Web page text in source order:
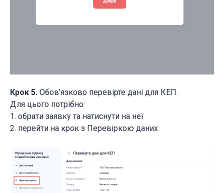
Крок 5. Обов’язково перевірте дані для КЕП.
Для цього потрібно:
1. обрати заявку та натиснути на неї
2. перейти на крок з Перевіркою даних